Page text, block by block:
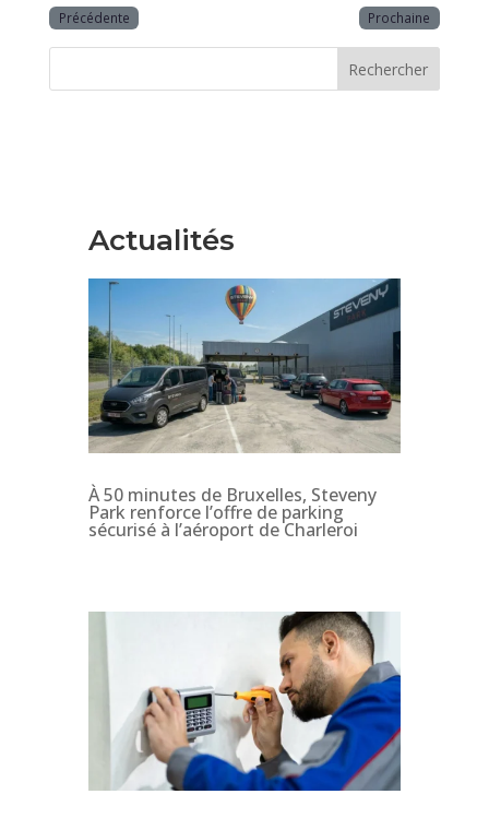
Précédente Prochaine
Rechercher
Actualités
À 50 minutes de Bruxelles, Steveny
Park renforce l’offre de parking
sécurisé à l’aéroport de Charleroi